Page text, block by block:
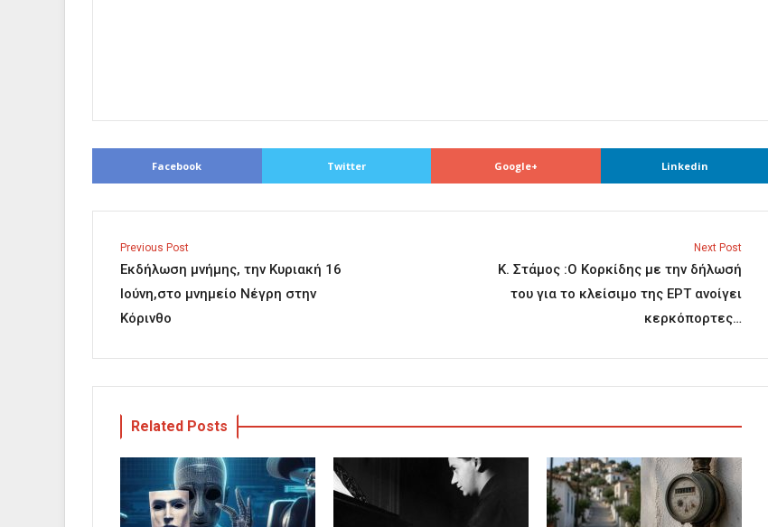
Facebook Twitter Google+ Linkedin
Previous Post
Εκδήλωση μνήμης, την Κυριακή 16
Ιούνη,στο μνημείο Νέγρη στην
Κόρινθο
Next Post
Κ. Στάμος :Ο Κορκίδης με την δήλωσή
του για το κλείσιμο της ΕΡΤ ανοίγει
κερκόπορτες…
Related Posts